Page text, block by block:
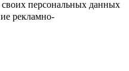
своих персональных данных
рекламно-